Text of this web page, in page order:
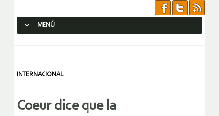
MENÚ
INTERNACIONAL
Coeur dice que la